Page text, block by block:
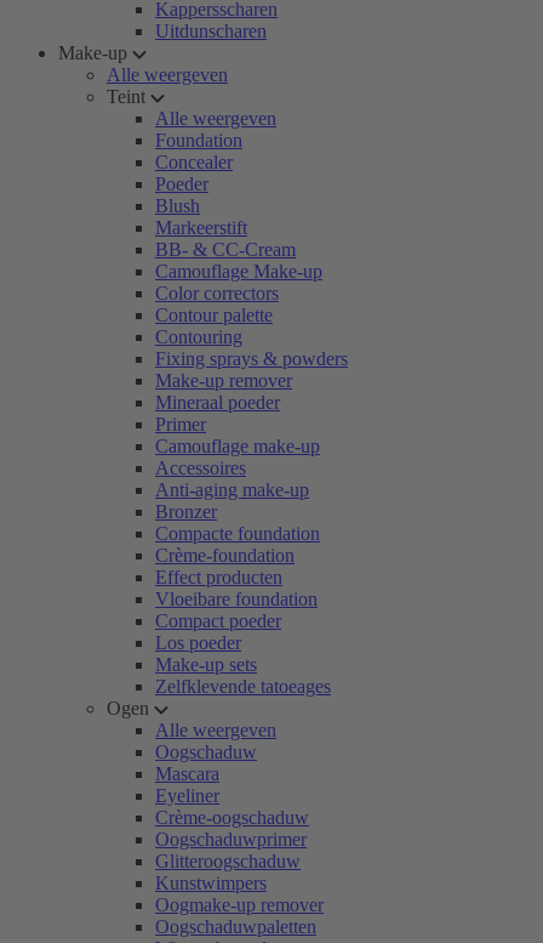
Kappersscharen
Uitdunscharen
Make-up
Alle weergeven
Teint
Alle weergeven
Foundation
Concealer
Poeder
Blush
Markeerstift
BB- & CC-Cream
Camouflage Make-up
Color correctors
Contour palette
Contouring
Fixing sprays & powders
Make-up remover
Mineraal poeder
Primer
Camouflage make-up
Accessoires
Anti-aging make-up
Bronzer
Compacte foundation
Crème-foundation
Effect producten
Vloeibare foundation
Compact poeder
Los poeder
Make-up sets
Zelfklevende tatoeages
Ogen
Alle weergeven
Oogschaduw
Mascara
Eyeliner
Crème-oogschaduw
Oogschaduwprimer
Glitteroogschaduw
Kunstwimpers
Oogmake-up remover
Oogschaduwpaletten